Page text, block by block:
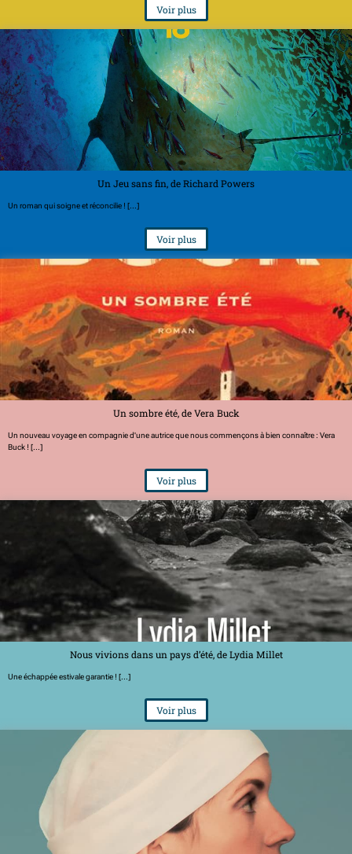
Voir plus
Un Jeu sans fin, de Richard Powers
Un roman qui soigne et réconcilie ! [...]
Voir plus
Un sombre été, de Vera Buck
Un nouveau voyage en compagnie d'une autrice que nous commençons à bien connaître : Vera
Buck ! [...]
Voir plus
Nous vivions dans un pays d’été, de Lydia Millet
Une échappée estivale garantie ! [...]
Voir plus